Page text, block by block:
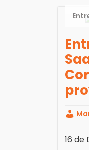
16 de